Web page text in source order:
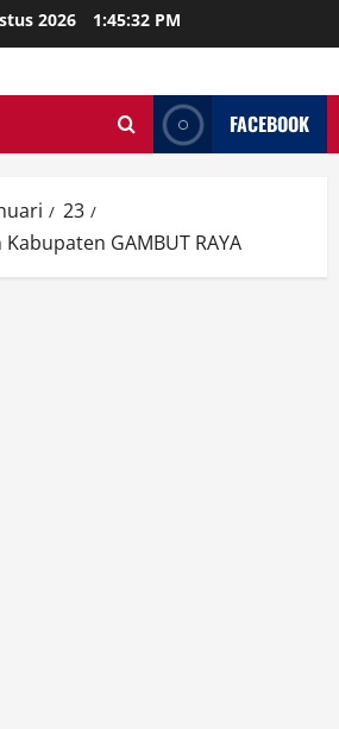
2026 1:45:33 PM
FACEBOOK
23
GAMBUT RAYA